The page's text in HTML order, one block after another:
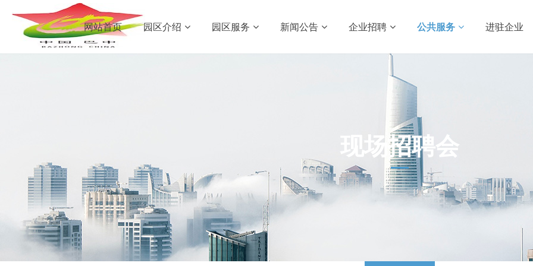
网站首页 园区介绍 园区服务 新闻公告 企业招聘 公共服务 进驻企业
现场招聘会